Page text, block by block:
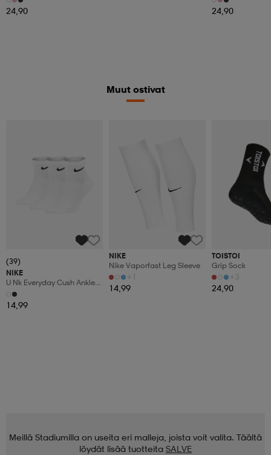
24,90 24,90
Muut ostivat
(39)
NIKE
U Nk Everyday Cush Ankle
3pr
14,99
NIKE
Nike Vaporfast Leg Sleeve
+1
14,99
TOISTOI
Grip Sock
+3
24,90
Meillä Stadiumilla on useita eri malleja, joista voit valita. Täältä
löydät lisää tuotteita SALVE